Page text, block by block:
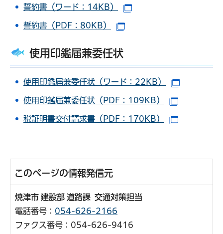
誓約書（ワード：14KB）
誓約書（PDF：80KB）
使用印鑑届兼委任状
使用印鑑届兼委任状 （ワード：22KB）
使用印鑑届兼委任状 （PDF：109KB）
税証明書交付請求書（PDF：170KB）
このページの情報発信元
焼津市 建設部 道路課 交通対策担当
電話番号： 054-626-2166
ファクス番号：054-626-9416